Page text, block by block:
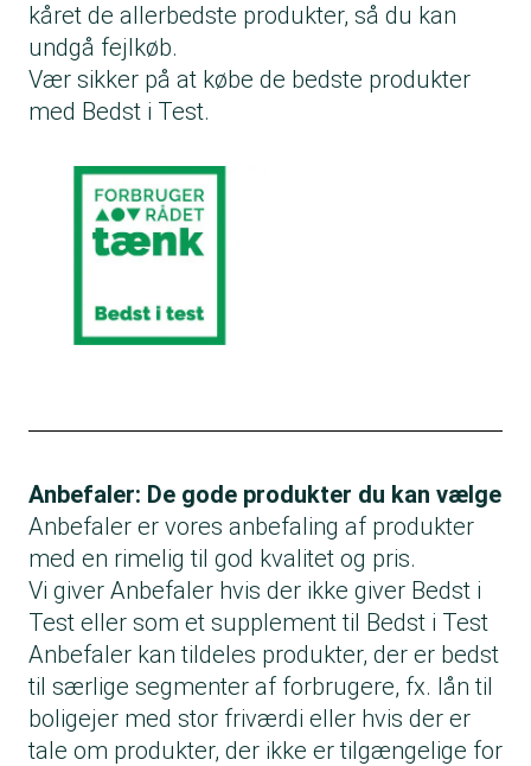
kåret de allerbedste produkter, så du kan
undgå fejlkøb.
Vær sikker på at købe de bedste produkter
med Bedst i Test.
Anbefaler: De gode produkter du kan vælge
Anbefaler er vores anbefaling af produkter
med en rimelig til god kvalitet og pris.
Vi giver Anbefaler hvis der ikke giver Bedst i
Test eller som et supplement til Bedst i Test
Anbefaler kan tildeles produkter, der er bedst
til særlige segmenter af forbrugere, fx. lån til
boligejer med stor friværdi eller hvis der er
tale om produkter, der ikke er tilgængelige for